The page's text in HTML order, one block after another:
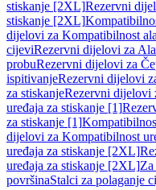
stiskanje [2XL]Rezervni
stiskanje [2XL]
dijelovi za Kompatibilnost
cijeviRezervni dijelovi za
probuRezervni dijelovi za
ispitivanjeRezervni dijelovi
za stiskanjeRezervni dijelovi
uređaja za stiskanje [1]
za stiskanje [1]
dijelovi za Kompatibilnost
uređaja za stiskanje [2XL]
uređaja za stiskanje [2XL]
površinaStalci za polaganje